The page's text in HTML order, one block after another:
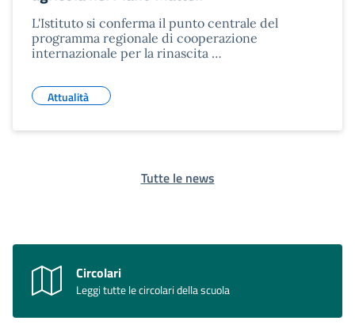
L'Istituto si conferma il punto centrale del
programma regionale di cooperazione
internazionale per la rinascita …
Attualità
Tutte le news
Circolari
Leggi tutte le circolari della scuola